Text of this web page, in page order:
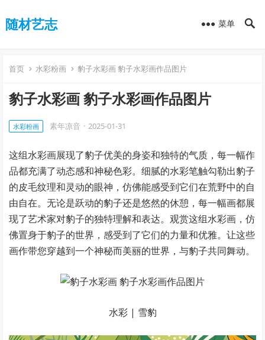
随材艺志 菜单
首页 水彩粉画 豹子水彩画 豹子水彩画作品图片
豹子水彩画 豹子水彩画作品图片
水彩粉画 素年凉音 · 2025-01-31
这组水彩画展现了豹子优美的身姿和独特的气质，每一幅作
品都充满了动态感和神秘色彩。细腻的水彩笔触勾勒出豹子
的皮毛纹理和灵动的眼神，仿佛能感受到它们在荒野中的自
由自在。无论是跃动的豹子还是悠然的休憩，每一幅画都展
现了艺术家对豹子的独特理解和表达。观赏这组水彩画，仿
佛置身于豹子的世界，感受到了它们的力量和优雅。让这些
画作带您穿越到一个神秘而美丽的世界，与豹子共同舞动。
水彩 | 雪豹